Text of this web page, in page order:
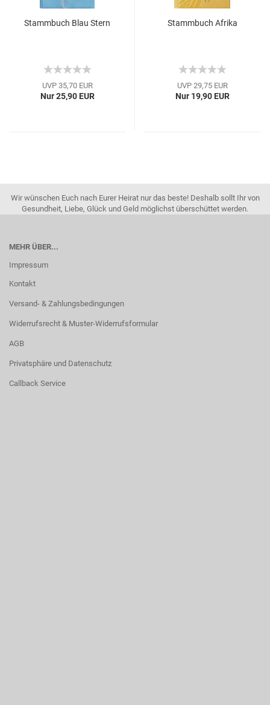
Stammbuch Blau Stern
UVP 35,70 EUR
Nur 25,90 EUR
Stammbuch Afrika
UVP 29,75 EUR
Nur 19,90 EUR
Wir wünschen Euch nach Eurer Heirat nur das beste! Deshalb sollt Ihr von
Gesundheit, Liebe, Glück und Geld möglichst überschüttet werden.
MEHR ÜBER...
Impressum
Kontakt
Versand- & Zahlungsbedingungen
Widerrufsrecht & Muster-Widerrufsformular
AGB
Privatsphäre und Datenschutz
Callback Service